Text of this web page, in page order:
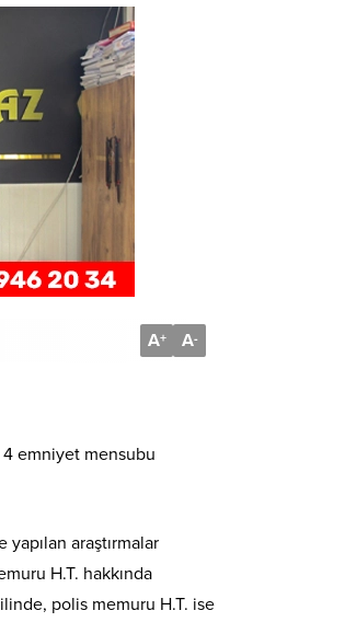
A+ A-
4 emniyet mensubu
araştırmalar
H.T. hakkında
ilinde, polis memuru H.T. ise